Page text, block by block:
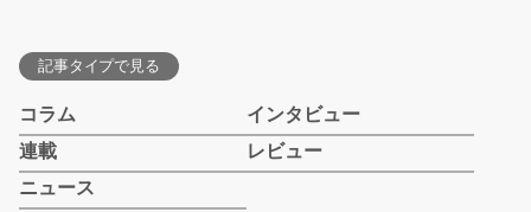
記事タイプで見る
コラム
インタビュー
連載
レビュー
ニュース